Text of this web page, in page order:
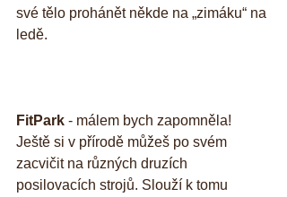
své tělo prohánět někde na „zimáku“ na
ledě.
FitPark - málem bych zapomněla!
Ještě si v přírodě můžeš po svém
zacvičit na různých druzích
posilovacích strojů. Slouží k tomu